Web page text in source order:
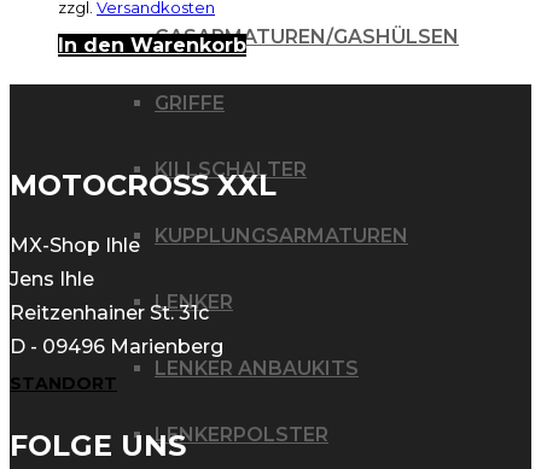
GASARMATUREN/GASHÜLSEN
GRIFFE
KILLSCHALTER
KUPPLUNGSARMATUREN
LENKER
LENKER ANBAUKITS
LENKERPOLSTER
zzgl. Versandkosten
In den Warenkorb
MOTOCROSS XXL
MX-Shop Ihle
Jens Ihle
Reitzenhainer St. 31c
D - 09496 Marienberg
STANDORT
FOLGE UNS